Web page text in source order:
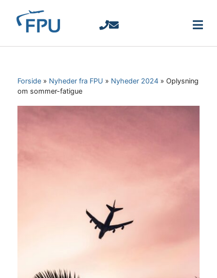
Forside» Nyheder fra FPU » Nyheder 2024» Oplysning
om sommer-fatigue